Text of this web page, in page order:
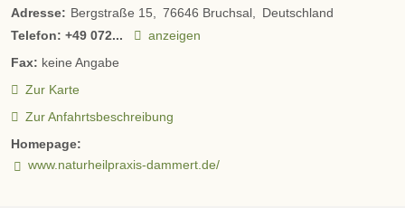
Adresse: Bergstraße 15 76646 Bruchsal
Deutschland
Telefon: +49 072...
anzeigen
Fax: keine Angabe
Zur Karte
Zur Anfahrtsbeschreibung
Homepage:
www.naturheilpraxis-dammert.de/